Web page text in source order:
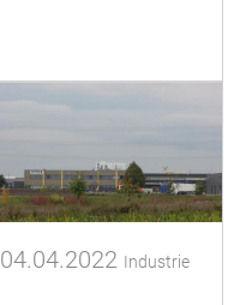
04.04.2022 Industrie